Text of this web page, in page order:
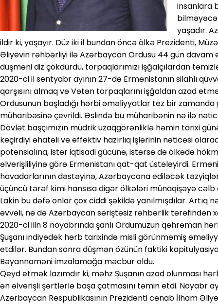
insanlara
yaşadır.
ildir ki, yaşayır. Düz iki il bundan öncə ölkə Prezidenti,
Əliyevin rəhbərliyi ilə Azərbaycan Ordusu 44 gün davam
düşməni diz çökdürdü, torpaqlarımızı işğalçılardan
2020-ci il sentyabr ayının 27-də Ermənistanın silahlı
qarşısını almaq və Vətən torpaqlarını işğaldan azad
Ordusunun başladığı hərbi əməliyyatlar tez bir
müharibəsinə çevrildi. Əslində bu müharibənin nə ilə
Dövlət başçımızın müdrik uzaqgörənliklə həmin tarixi
keçirdiyi əhatəli və effektiv hazırlıq işlərinin nəticəsi
potensialına, istər iqtisadi gücünə, istərsə də ölkədə
əlverişliliyinə görə Ermənistanı qat-qat üstələyirdi.
havadarlarının dəstəyinə, Azərbaycana ediləcək
üçüncü tərəf kimi hansısa digər ölkələri münaqişəyə
Lakin bu dəfə onlar çox ciddi şəkildə yanılmışdılar. Artıq
əvvəli, nə də Azərbaycan səriştəsiz rəhbərlik tərəfindən
2020-ci ilin 8 noyabrında şanlı Ordumuzun qəhrəman
Şuşanı indiyədək hərb tarixində misli görünməmiş
etdilər. Bundan sonra düşmən özünün faktiki
Bəyannaməni imzalamağa məcbur oldu.
Qeyd etmək lazımdır ki, məhz Şuşanın azad olunması
ən əlverişli şərtlərlə başa çatmasını təmin etdi. Noyabr
Azərbaycan Respublikasının Prezidenti cənab İlham